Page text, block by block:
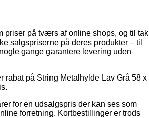
priser på tværs af online shops, og til tak
salgspriserne på deres produkter – til
gange garantere levering uden
rabat på String Metalhylde Lav Grå 58 x
for en udsalgspris der kan ses som
forretning. Kortbestillinger er trods